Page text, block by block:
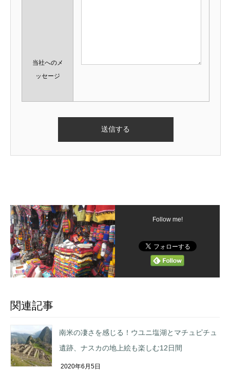
当社へのメ
ッセージ
Follow me!
関連記事
南米の凄さを感じる！ウユニ塩湖とマチュピチュ
遺跡、ナスカの地上絵も楽しむ12日間
2020年6月5日